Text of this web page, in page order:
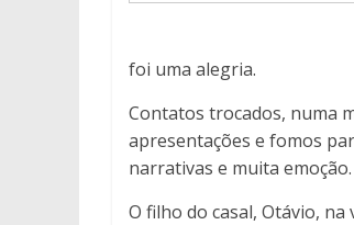
foi uma alegria.
Contatos trocados, numa
apresentações e fomos
narrativas e muita emoção.
O filho do casal, Otávio,